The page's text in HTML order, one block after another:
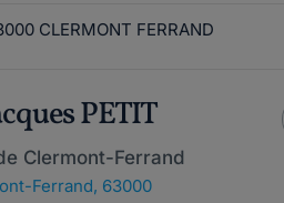
CLERMONT FERRAND
PETIT
Clermont-Ferrand
Ferrand, 63000